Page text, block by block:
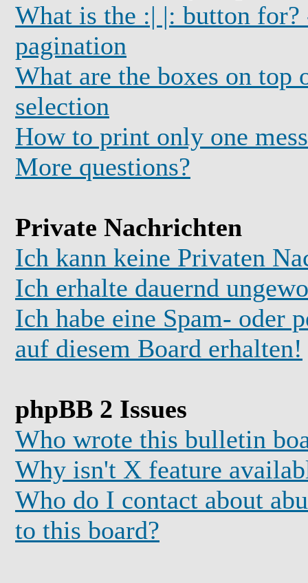
What is the :| |: button
pagination
What are the boxes on top
selection
How to print only one
More questions?
Private Nachrichten
Ich kann keine Privaten
Ich erhalte dauernd
Ich habe eine Spam- oder
auf diesem Board erhalten!
phpBB 2 Issues
Who wrote this bulletin
Why isn't X feature
Who do I contact about
to this board?